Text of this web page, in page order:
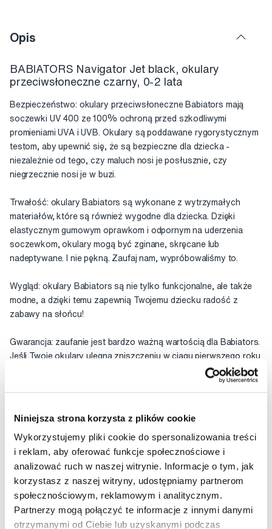
Niniejsza strona korzysta z plików cookie
Wykorzystujemy pliki cookie do spersonalizowania treści
i reklam, aby oferować funkcje społecznościowe i
analizować ruch w naszej witrynie. Informacje o tym, jak
korzystasz z naszej witryny, udostępniamy partnerom
społecznościowym, reklamowym i analitycznym.
Partnerzy mogą połączyć te informacje z innymi danymi
otrzymanymi od Ciebie lub uzyskanymi podczas
Opis
BABIATORS Navigator Jet black, okulary
przeciwsłoneczne czarny, 0-2 lata
Bezpieczeństwo: okulary przeciwsłoneczne Babiators mają
soczewki UV 400 ze 100% ochroną przed szkodliwymi
promieniami UVA i UVB. Okulary są poddawane rygorystycznym
testom, aby upewnić się, że są bezpieczne dla dziecka -
niezależnie od tego, czy maluch nosi je posłusznie, czy
niegrzecznie nosi je w buzi.
Trwałość: okulary Babiators są wykonane z wytrzymałych
materiałów, które są również wygodne dla dziecka. Dzięki
elastycznym gumowym oprawkom i odpornym na uderzenia
soczewkom, okulary mogą być zginane, skręcane lub
nadeptywane. I nie pękną. Zaufaj nam, wypróbowaliśmy to.
Wygląd: okulary Babiators są nie tylko funkcjonalne, ale także
modne, a dzięki temu zapewnią Twojemu dziecku radość z
zabawy na słońcu!
Gwarancja: zaufanie jest bardzo ważną wartością dla Babiators.
Jeśli Twoje okulary ulegną zniszczeniu w ciągu pierwszego roku
od zakupu, wymienimy je BEZPŁATNIE. Ty płacisz tylko za
Kliknij tutaj, aby uzyskać więcej informacji.
Ocena
Rekomendowane produkty